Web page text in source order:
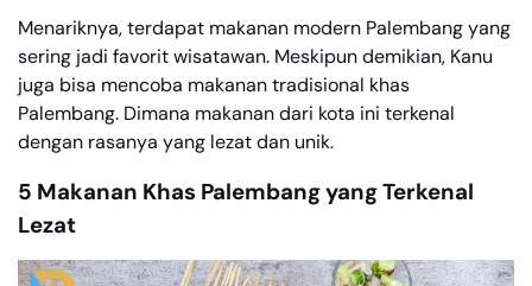
Menariknya, terdapat makanan modern Palembang yang
sering jadi favorit wisatawan. Meskipun demikian, Kanu
juga bisa mencoba makanan tradisional khas
Palembang. Dimana makanan dari kota ini terkenal
dengan rasanya yang lezat dan unik.
5 Makanan Khas Palembang yang Terkenal
Lezat